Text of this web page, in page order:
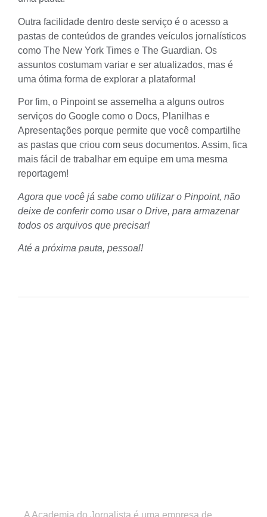
Outra facilidade dentro deste serviço é o acesso a
pastas de conteúdos de grandes veículos jornalísticos
como The New York Times e The Guardian. Os
assuntos costumam variar e ser atualizados, mas é
uma ótima forma de explorar a plataforma!
Por fim, o Pinpoint se assemelha a alguns outros
serviços do Google como o Docs, Planilhas e
Apresentações porque permite que você compartilhe
as pastas que criou com seus documentos. Assim, fica
mais fácil de trabalhar em equipe em uma mesma
reportagem!
Agora que você já sabe como utilizar o Pinpoint, não
deixe de conferircomo usar o Drive, para armazenar
todos os arquivos que precisar!
Até a próxima pauta, pessoal!
A Academia do Jornalista é uma empresa de